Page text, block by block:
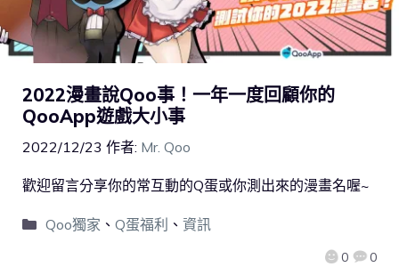
2022漫畫說Qoo事！一年一度回顧你的
QooApp遊戲大小事
2022/12/23 作者: Mr. Qoo
0 0
歡迎留言分享你的常互動的Q蛋或你測出來的漫畫名喔~
Qoo獨家 、 Q蛋福利 、 資訊